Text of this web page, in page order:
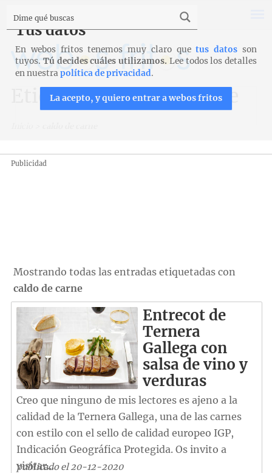
Etiqueta: caldo de carne
Publicidad
Mostrando todas las entradas etiquetadas con
caldo de carne
Entrecot de
Ternera
Gallega con
salsa de vino y
verduras
Creo que ninguno de mis lectores es ajeno a la
calidad de la Ternera Gallega, una de las carnes
con estilo con el sello de calidad europeo IGP,
Indicación Geográfica Protegida. Os invito a
visitar...
publicado el 20-12-2020
Tus datos
En webos fritos tenemos muy claro quetus datos son
tuyos. Tú decides cuáles utilizamos. Lee todos los detalles
en nuestrapolítica de privacidad.
La acepto, y quiero entrar a webos fritos